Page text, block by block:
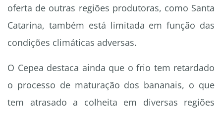
oferta de outras regiões produtoras, como Santa
Catarina, também está limitada em função das
condições climáticas adversas.
O Cepea destaca ainda que o frio tem retardado
o processo de maturação dos bananais, o que
tem atrasado a colheita em diversas regiões